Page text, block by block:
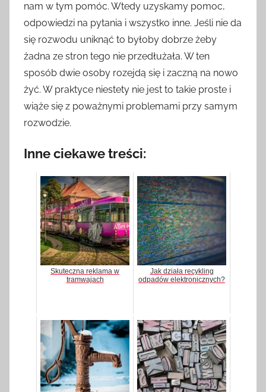
nam w tym pomóc. Wtedy uzyskamy pomoc,
odpowiedzi na pytania i wszystko inne. Jeśli nie da
się rozwodu uniknąć to byłoby dobrze żeby
żadna ze stron tego nie przedłużała. W ten
sposób dwie osoby rozejdą się i zaczną na nowo
żyć. W praktyce niestety nie jest to takie proste i
wiąże się z poważnymi problemami przy samym
rozwodzie.
Inne ciekawe treści:
Skuteczna reklama w
tramwajach
Jak działa recykling
odpadów elektronicznych?